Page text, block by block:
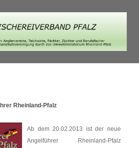
Rheinland-Pfalz
Ab dem 20.02.2013 ist der neue
Angelführer Rheinland-Pfalz